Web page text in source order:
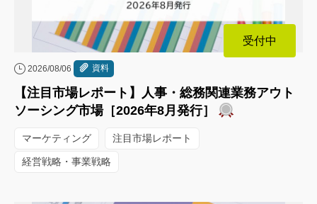
受付中
2026/08/06 資料
【注目市場レポート】人事・総務関連業務アウト
ソーシング市場［2026年8月発行］
マーケティング 注目市場レポート
経営戦略・事業戦略